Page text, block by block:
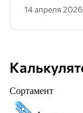
14 апреля 2026